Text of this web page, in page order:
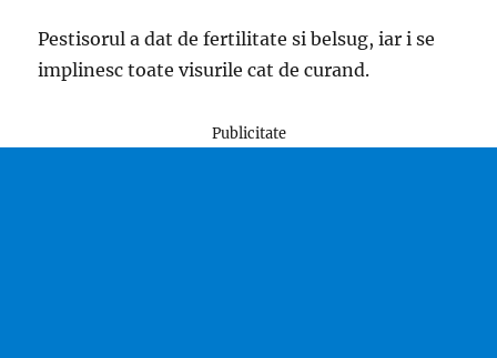
Pestisorul a dat de fertilitate si belsug, iar i se
implinesc toate visurile cat de curand.
Publicitate